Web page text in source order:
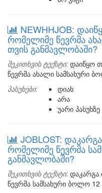
NEWHHJOB:
რომელიმე წევრმა
თვის განმავლობაში?
შეკითხვის ტექსტი: დაიწყო
წევრმა ახალი სამსახური
პასუხები:
დიახ
არა
უარი პასუხზე
JOBLOST:
რომელიმე წევრმა
განმავლობაში?
შეკითხვის ტექსტი: დაკარგა
წევრმა სამსახური ბოლო